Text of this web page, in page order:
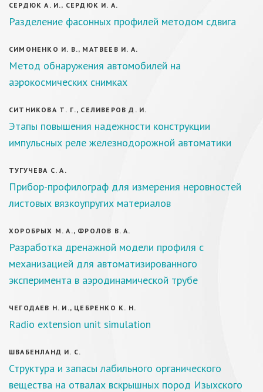
СЕРДЮК А. И., СЕРДЮК И. А.
Разделение фасонных профилей методом сдвига
СИМОНЕНКО И. В., МАТВЕЕВ И. А.
Метод обнаружения автомобилей на
аэрокосмических снимках
СИТНИКОВА Т. Г., СЕЛИВЕРОВ Д. И.
Этапы повышения надежности конструкции
импульсных реле железнодорожной автоматики
ТУГУЧЕВА С. А.
Прибор-профилограф для измерения неровностей
листовых вязкоупругих материалов
ХОРОБРЫХ М. А., ФРОЛОВ В. А.
Разработка дренажной модели профиля с
механизацией для автоматизированного
эксперимента в аэродинамической трубе
ЧЕГОДАЕВ Н. И., ЦЕБРЕНКО К. Н.
Radio extension unit simulation
ШВАБЕНЛАНД И. С.
Структура и запасы лабильного органического
вещества на отвалах вскрышных пород Изыхского